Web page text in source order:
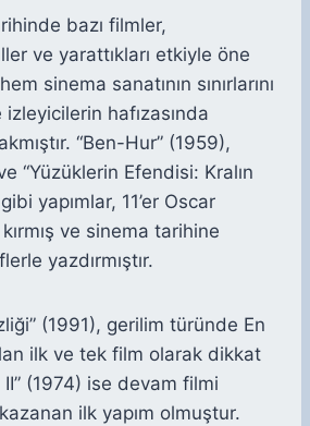
bazı filmler,
ve yarattıkları etkiyle öne
sinema sanatının sınırlarını
hafızasında
“Ben-Hur” (1959),
“Yüzüklerin Efendisi: Kralın
yapımlar, 11’er Oscar
ve sinema tarihine
yazdırmıştır.
(1991), gerilim türünde En
ilk ve tek film olarak dikkat
(1974) ise devam filmi
ilk yapım olmuştur.